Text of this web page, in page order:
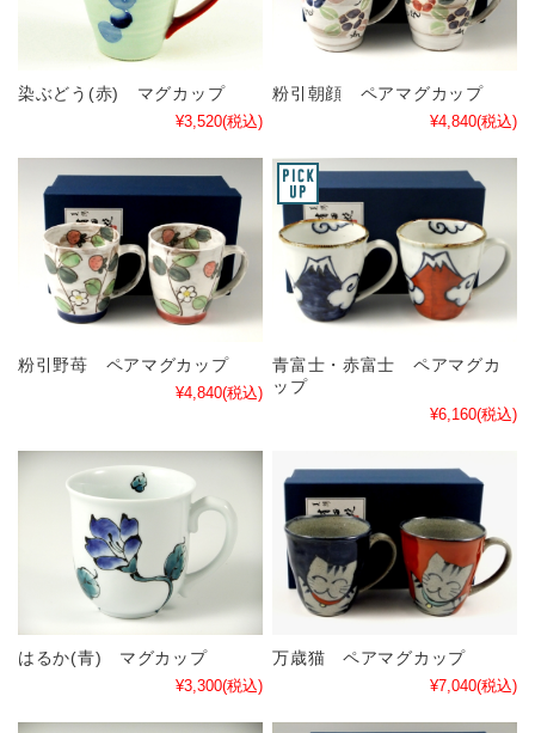
染ぶどう(赤) マグカップ
¥3,520(税込)
粉引朝顔 ペアマグカップ
¥4,840(税込)
粉引野苺 ペアマグカップ
¥4,840(税込)
青富士・赤富士 ペアマグカ
ップ
¥6,160(税込)
はるか(青) マグカップ
¥3,300(税込)
万歳猫 ペアマグカップ
¥7,040(税込)